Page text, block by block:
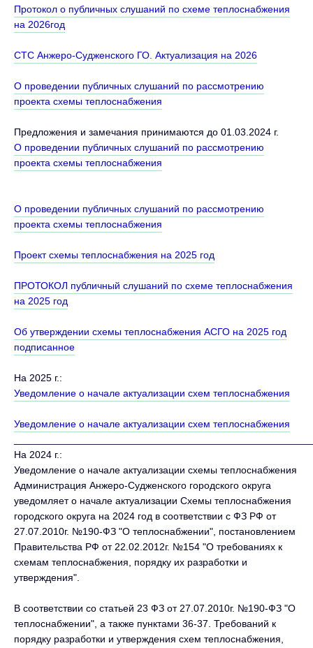
Протокол о публичных слушаний по схеме теплоснабжения
на 2026год
СТС Анжеро-Судженского ГО. Актуализация на 2026
О проведении публичных слушаний по рассмотрению
проекта схемы теплоснабжения
Предложения и замечания принимаются до 01.03.2024 г.
О проведении публичных слушаний по рассмотрению
проекта схемы теплоснабжения
О проведении публичных слушаний по рассмотрению
проекта схемы теплоснабжения
Проект схемы теплоснабжения на 2025 год
ПРОТОКОЛ публичный слушаний по схеме теплоснабжения
на 2025 год
Об утверждении схемы теплоснабжения АСГО на 2025 год
подписанное
На 2025 г.:
Уведомление о начале актуализации схем теплоснабжения
Уведомление о начале актуализации схем теплоснабжения
На 2024 г.:
Уведомление о начале актуализации схемы теплоснабжения
Администрация Анжеро-Судженского городского округа
уведомляет о начале актуализации Схемы теплоснабжения
городского округа на 2024 год в соответствии с ФЗ РФ от
27.07.2010г. №190-ФЗ "О теплоснабжении", постановлением
Правительства РФ от 22.02.2012г. №154 "О требованиях к
схемам теплоснабжения, порядку их разработки и
утверждения".
В соответствии со статьей 23 ФЗ от 27.07.2010г. №190-ФЗ "О
теплоснабжении", а также пунктами 36-37. Требований к
порядку разработки и утверждения схем теплоснабжения,